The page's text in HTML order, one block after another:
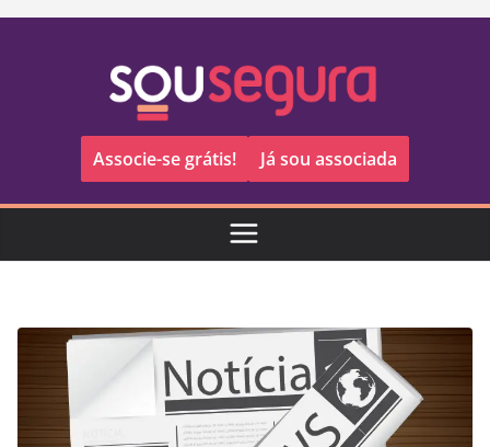
Pular
Associe-se grátis! Já sou associada